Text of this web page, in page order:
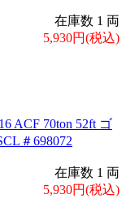
在庫数 1 両
5,930円(税込)
ACF 70ton 52ft ゴ
＃698072
在庫数 1 両
5,930円(税込)